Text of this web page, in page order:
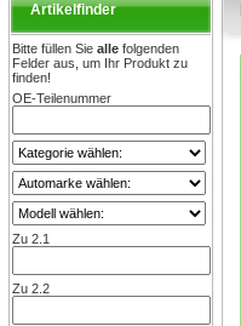
Artikelfinder
Bitte füllen Sie alle folgenden
Felder aus, um Ihr Produkt zu
finden!
OE-Teilenummer
Zu 2.1
Zu 2.2